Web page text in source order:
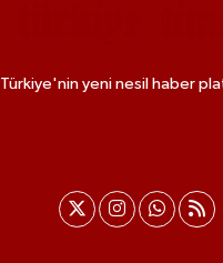
Türkiye'nin yeni nesil haber